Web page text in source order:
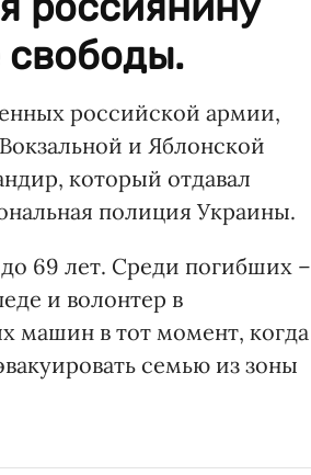
российской армии,
и Яблонской
который отдавал
полиция Украины.
69 лет. Среди погибших –
и волонтер в
машин в тот момент, когда
семью из зоны